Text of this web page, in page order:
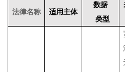
法律名称 适用主体
数据
类型